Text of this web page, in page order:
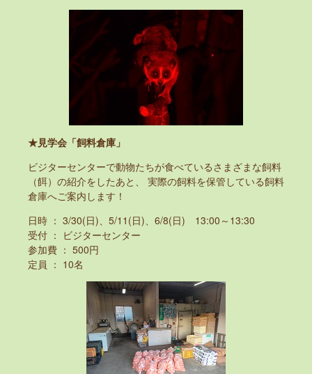
★見学会「飼料倉庫」
ビジターセンターで動物たちが食べているさまざまな飼料
（餌）の紹介をしたあと、 実際の飼料を保管している飼料
倉庫へご案内します！
日時 ： 3/30(日)、5/11(日)、6/8(日) 13:00～13:30
受付 ： ビジターセンター
参加費 ： 500円
定員 ： 10名